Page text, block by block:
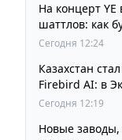
На концерт
шаттлов: как
перекрытия
Сегодня 12:24
Казахстан
Firebird AI: в
Сегодня 12:19
Новые